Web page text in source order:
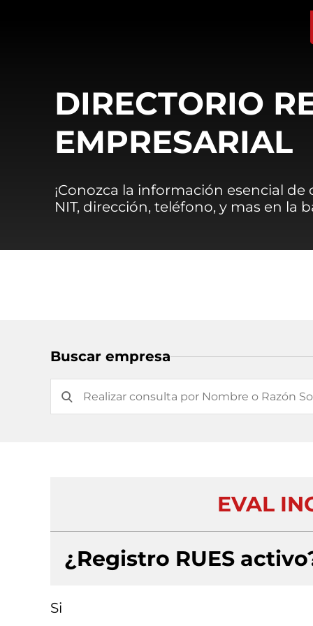
DIRECTORIO
EMPRESARIAL
¡Conozca la información esencial
NIT, dirección, teléfono, y mas en la
Buscar empresa
EVAL
¿Registro RUES
Si